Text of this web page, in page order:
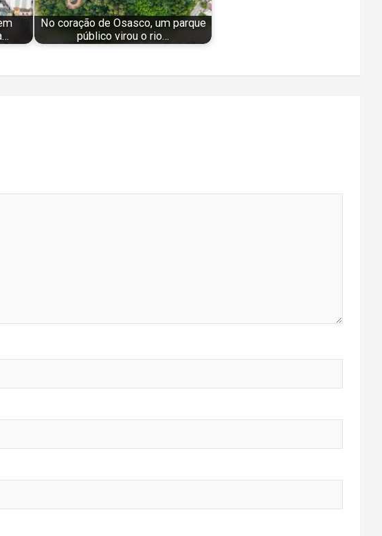
No coração de Osasco, um parque
público virou o rio…